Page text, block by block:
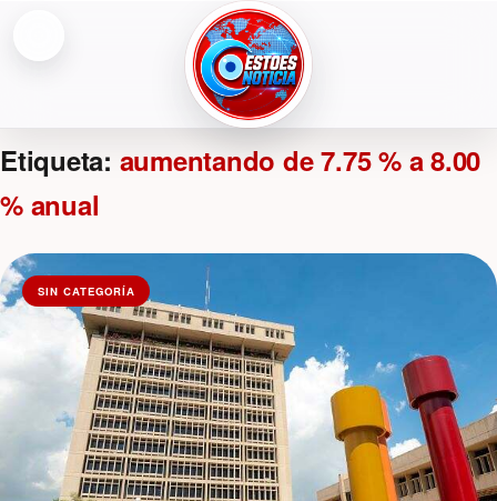
ESTOESNOTICIA|NOTICIAS
Etiqueta: aumentando de 7.75 % a 8.00
% anual
SIN CATEGORÍA